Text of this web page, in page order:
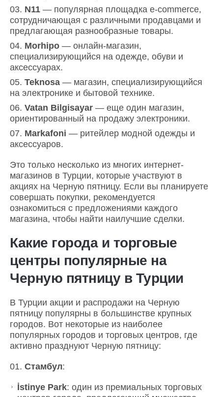
N11 — популярная площадка e-commerce,
сотрудничающая с различными продавцами и
предлагающая разнообразные товары.
Morhipo — онлайн-магазин,
специализирующийся на одежде, обуви и
аксессуарах.
Teknosa — магазин, специализирующийся
на электронике и бытовой технике.
Vatan Bilgisayar — еще один магазин,
ориентированный на продажу электроники.
Markafoni — ритейлер модной одежды и
аксессуаров.
Это только несколько из многих интернет-
магазинов в Турции, которые участвуют в
акциях на Черную пятницу. Если вы планируете
совершать покупки, рекомендуется
ознакомиться с предложениями каждого
магазина, чтобы найти наилучшие сделки.
Какие города и торговые
центры популярные на
Черную пятницу в Турции
В Турции акции и распродажи на Черную
пятницу популярны в большинстве крупных
городов. Вот некоторые из наиболее
популярных городов и торговых центров, где
активно празднуют Черную пятницу:
Стамбул:
İstinye Park: один из премиальных торговых